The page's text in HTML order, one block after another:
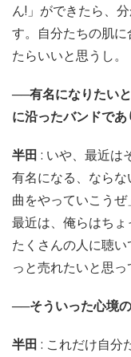
ん!」ができたら、
す。自分たちの肌
たらいいと思うし。
──有名になりたい
に沿ったバンドであ
半田 : いや、最近は
有名になる、なら
曲をやっていこう
最近は、俺らはち
たくさんの人に聴
っと売れたいと思っ
──そういった心境
半田 : これだけ自分